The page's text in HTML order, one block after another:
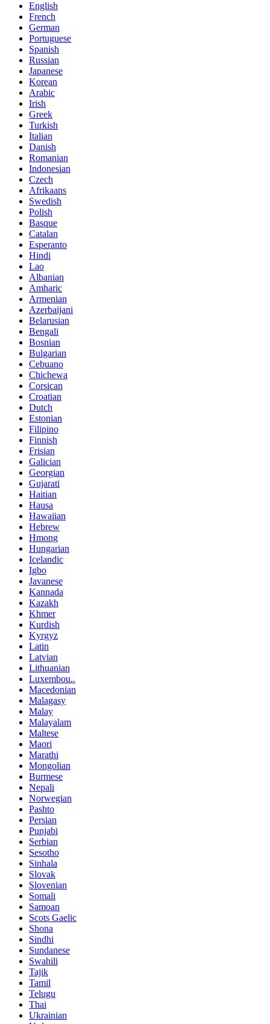
English
French
German
Portuguese
Spanish
Russian
Japanese
Korean
Arabic
Irish
Greek
Turkish
Italian
Danish
Romanian
Indonesian
Czech
Afrikaans
Swedish
Polish
Basque
Catalan
Esperanto
Hindi
Lao
Albanian
Amharic
Armenian
Azerbaijani
Belarusian
Bengali
Bosnian
Bulgarian
Cebuano
Chichewa
Corsican
Croatian
Dutch
Estonian
Filipino
Finnish
Frisian
Galician
Georgian
Gujarati
Haitian
Hausa
Hawaiian
Hebrew
Hmong
Hungarian
Icelandic
Igbo
Javanese
Kannada
Kazakh
Khmer
Kurdish
Kyrgyz
Latin
Latvian
Lithuanian
Luxembou..
Macedonian
Malagasy
Malay
Malayalam
Maltese
Maori
Marathi
Mongolian
Burmese
Nepali
Norwegian
Pashto
Persian
Punjabi
Serbian
Sesotho
Sinhala
Slovak
Slovenian
Somali
Samoan
Scots Gaelic
Shona
Sindhi
Sundanese
Swahili
Tajik
Tamil
Telugu
Thai
Ukrainian